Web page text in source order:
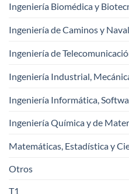
Ingeniería Biomédica y
Ingeniería de Caminos y Naval
Ingeniería de
Ingeniería Industrial,
Ingeniería Informática,
Ingeniería Química y de
Matemáticas, Estadística y
Otros
T1